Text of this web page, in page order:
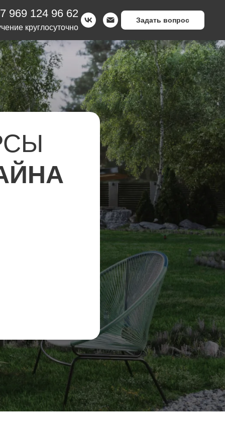
969 124 96 62
круглосуточно
Задать вопрос